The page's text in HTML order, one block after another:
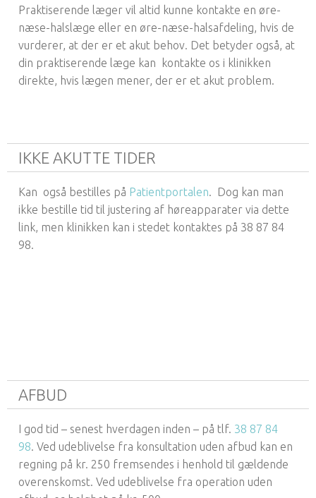
Praktiserende læger vil altid kunne kontakte en øre-
næse-halslæge eller en øre-næse-halsafdeling, hvis de
vurderer, at der er et akut behov. Det betyder også, at
din praktiserende læge kan kontakte os i klinikken
direkte, hvis lægen mener, der er et akut problem.
IKKE AKUTTE TIDER
Kan også bestilles på Patientportalen . Dog kan man
ikke bestille tid til justering af høreapparater via dette
link, men klinikken kan i stedet kontaktes på 38 87 84
98.
AFBUD
I god tid – senest hverdagen inden – på tlf. 38 87 84
98 . Ved udeblivelse fra konsultation uden afbud kan en
regning på kr. 250 fremsendes i henhold til gældende
overenskomst. Ved udeblivelse fra operation uden